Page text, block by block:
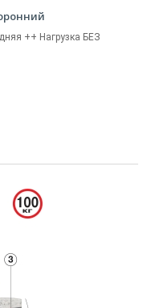
++ Нагрузка БЕЗ